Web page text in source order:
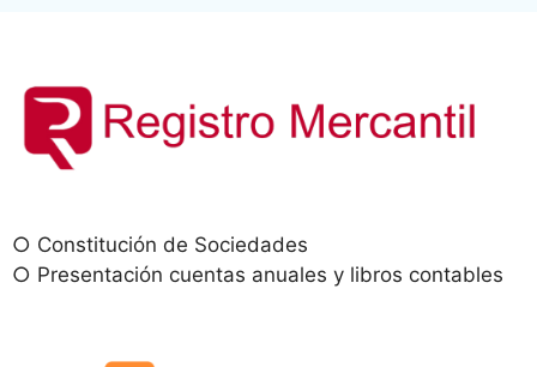
○ Constitución de Sociedades
○ Presentación cuentas anuales y libros contables